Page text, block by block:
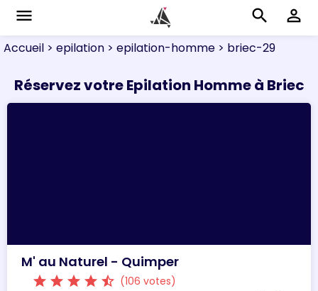
menu search perm_identity
Accueil > epilation > epilation-homme > briec-29
Réservez votre Epilation Homme à Briec
M' au Naturel - Quimper
star star star star star_half (106 votes)